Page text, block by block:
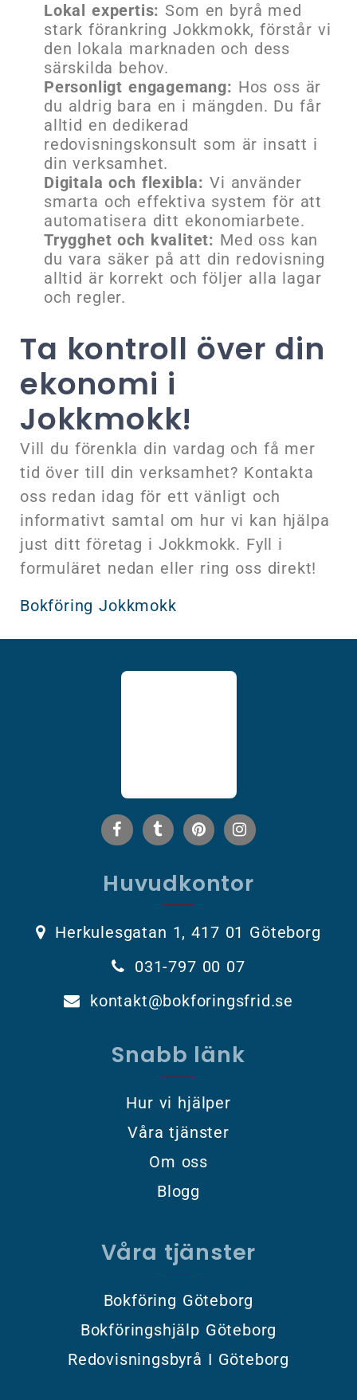
Lokal expertis: Som en byrå med
stark förankring Jokkmokk, förstår vi
den lokala marknaden och dess
särskilda behov.
Personligt engagemang: Hos oss är
du aldrig bara en i mängden. Du får
alltid en dedikerad
redovisningskonsult som är insatt i
din verksamhet.
Digitala och flexibla: Vi använder
smarta och effektiva system för att
automatisera ditt ekonomiarbete.
Trygghet och kvalitet: Med oss kan
du vara säker på att din redovisning
alltid är korrekt och följer alla lagar
och regler.
Ta kontroll över din
ekonomi i
Jokkmokk!
Vill du förenkla din vardag och få mer
tid över till din verksamhet? Kontakta
oss redan idag för ett vänligt och
informativt samtal om hur vi kan hjälpa
just ditt företag i Jokkmokk. Fyll i
formuläret nedan eller ring oss direkt!
Bokföring Jokkmokk
Huvudkontor
Herkulesgatan 1, 417 01 Göteborg
031-797 00 07
kontakt@bokforingsfrid.se
Snabb länk
Hur vi hjälper
Våra tjänster
Om oss
Blogg
Våra tjänster
Bokföring Göteborg
Bokföringshjälp Göteborg
Redovisningsbyrå I Göteborg